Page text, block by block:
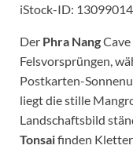
iStock-ID:
Der Phra Nang
Felsvorsprüngen,
Postkarten-
liegt die stille
Landschaftsbild
Tonsaifinden